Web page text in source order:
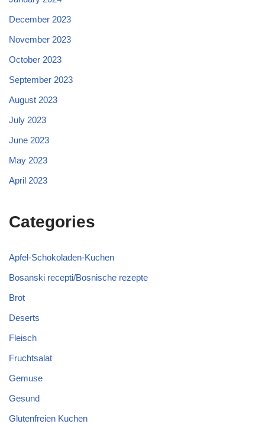
December 2023
November 2023
October 2023
September 2023
August 2023
July 2023
June 2023
May 2023
April 2023
Categories
Apfel-Schokoladen-Kuchen
Bosanski recepti/Bosnische rezepte
Brot
Deserts
Fleisch
Fruchtsalat
Gemuse
Gesund
Glutenfreien Kuchen